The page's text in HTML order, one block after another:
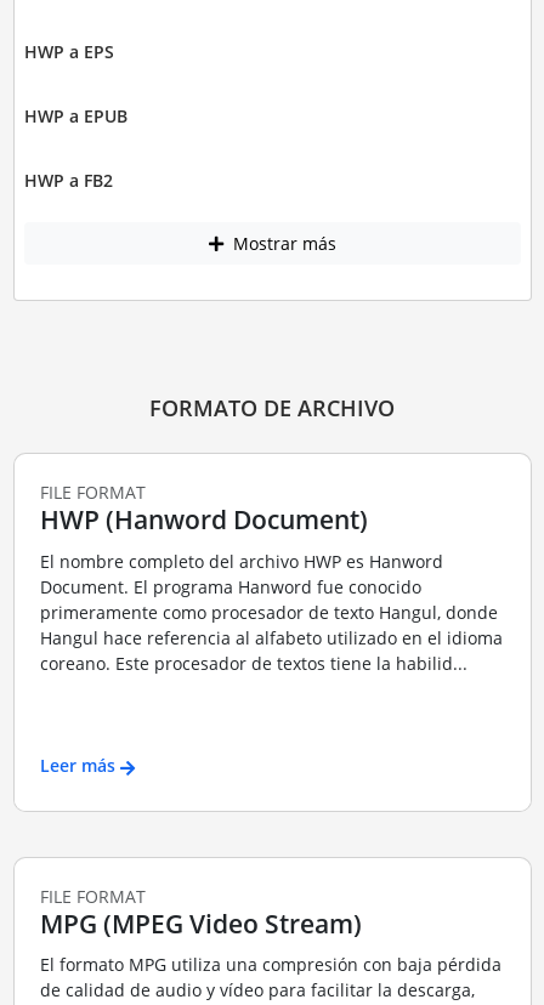
HWP a EPS
HWP a EPUB
HWP a FB2
Mostrar más
FORMATO DE ARCHIVO
FILE FORMAT
HWP (Hanword Document)
El nombre completo del archivo HWP es Hanword
Document. El programa Hanword fue conocido
primeramente como procesador de texto Hangul, donde
Hangul hace referencia al alfabeto utilizado en el idioma
coreano. Este procesador de textos tiene la habilid...
Leer más
FILE FORMAT
MPG (MPEG Video Stream)
El formato MPG utiliza una compresión con baja pérdida
de calidad de audio y vídeo para facilitar la descarga,